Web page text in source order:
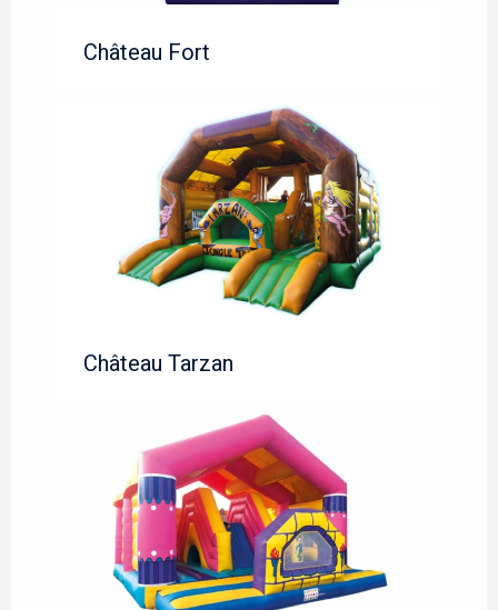
Château Fort
Château Tarzan